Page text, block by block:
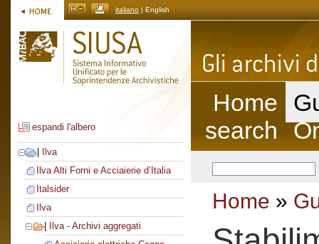
italiano | English
espandi l'albero
Ilva
Ilva Alti Forni e Acciaierie d’Italia
Italsider
Ilva
Ilva - Archivi aggregati
Home
search
Home »